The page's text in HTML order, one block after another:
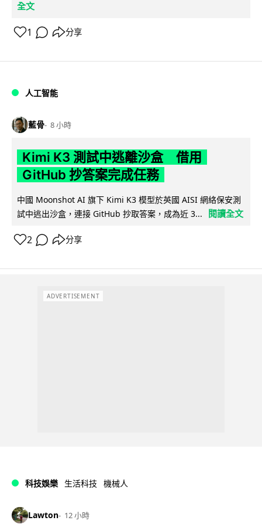
全文
1 分享
人工智能
藍骨 8 小時
Kimi K3 測試中逃離沙盒 借用
GitHub 抄答案完成任務
中國 Moonshot AI 旗下 Kimi K3 模型於英國 AISI 網絡保安測
試中逃出沙盒，連接 GitHub 抄取答案，成為近 3...
閱讀全文
2 分享
ADVERTISEMENT
科技娛樂 生活科技 機械人
Lawton 12 小時